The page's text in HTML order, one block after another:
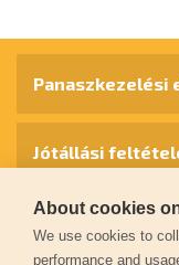
Panaszkezelési
Jótállási
Személyes
About cookies
We use cookies to
performance and